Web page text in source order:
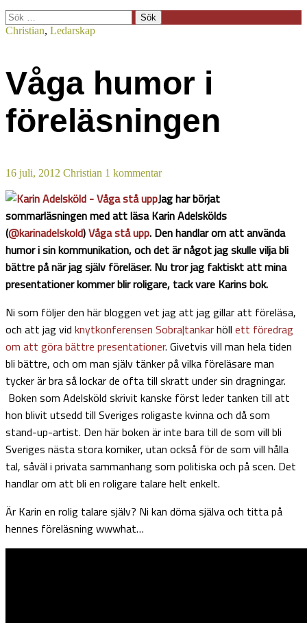
Sök
efter:
Christian, Ledarskap
Våga humor i
föreläsningen
16 juli, 2012 Christian 1 kommentar
Jag har börjat
sommarläsningen med att läsa Karin Adelskölds
(@karinadelskold)Våga stå upp. Den handlar om att använda
humor i sin kommunikation, och det är något jag skulle vilja bli
bättre på när jag själv föreläser. Nu tror jag faktiskt att mina
presentationer kommer blir roligare, tack vare Karins bok.
Ni som följer den här bloggen vet jag att jag gillar att föreläsa,
och att jag vid knytkonferensen Sobra|tankarhöll ett föredrag
om att göra bättre presentationer. Givetvis vill man hela tiden
bli bättre, och om man själv tänker på vilka föreläsare man
tycker är bra så lockar de ofta till skratt under sin dragningar.
Boken som Adelsköld skrivit kanske först leder tanken till att
hon blivit utsedd till Sveriges roligaste kvinna och då som
stand-up-artist. Den här boken är inte bara till de som vill bli
Sveriges nästa stora komiker, utan också för de som vill hålla
tal, såväl i privata sammanhang som politiska och på scen. Det
handlar om att bli en roligare talare helt enkelt.
Är Karin en rolig talare själv? Ni kan döma själva och titta på
hennes föreläsning wwwhat…